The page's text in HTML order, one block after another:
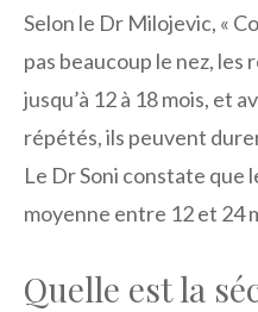
Selon le Dr Milojevic, «
pas beaucoup le nez,
jusqu’à 12 à 18 mois, et
répétés, ils peuvent
Le Dr Soni constate que
moyenne entre 12 et 24
Quelle est la